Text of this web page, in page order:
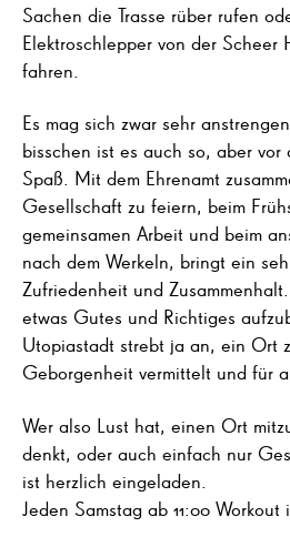
Sachen die Trasse rüber rufen
Elektroschlepper von der Scheer
fahren.
Es mag sich zwar sehr
bisschen ist es auch so, aber vor
Spaß. Mit dem Ehrenamt
Gesellschaft zu feiern, beim
gemeinsamen Arbeit und beim
nach dem Werkeln, bringt ein
Zufriedenheit und
etwas Gutes und Richtiges
Utopiastadt strebt ja an, ein Ort
Geborgenheit vermittelt und für
Wer also Lust hat, einen Ort
denkt, oder auch einfach nur
ist herzlich eingeladen.
Jeden Samstag ab 11:00